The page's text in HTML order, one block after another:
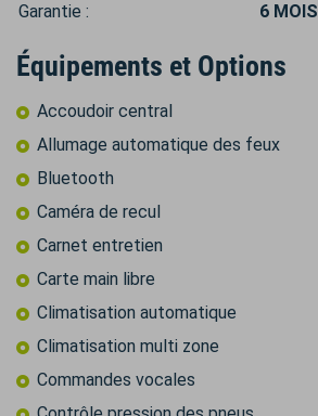
Garantie :
6 MOIS
Équipements et Options
Accoudoir central
Allumage automatique des feux
Bluetooth
Caméra de recul
Carnet entretien
Carte main libre
Climatisation automatique
Climatisation multi zone
Commandes vocales